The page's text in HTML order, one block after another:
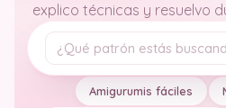
explico técnicas y resuelvo
Tu pregunta
Amigurumis fáciles